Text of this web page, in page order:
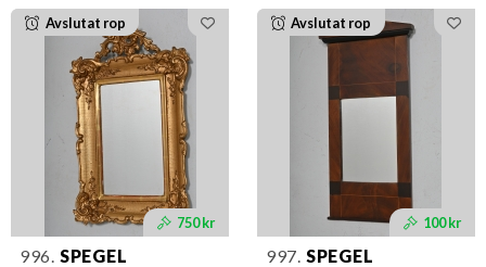
Avslutat rop
750 kr
996. SPEGEL
Avslutat rop
100 kr
997. SPEGEL